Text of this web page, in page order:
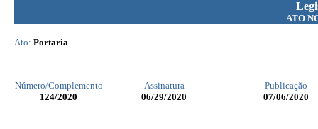
ATO
Ato: Portaria
Número/Complemento Assinatura
Publicação
124/2020 06/29/2020 07/06/2020